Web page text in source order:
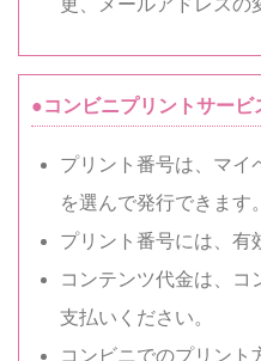
更、メールアドレスの
●コンビニプリントサービ
プリント番号は、マイ
を選んで発行できます。
プリント番号には、有
コンテンツ代金は、コ
支払いください。
コンビニでのプリント